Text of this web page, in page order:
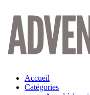
Aller
contenu
Accueil
Catégories